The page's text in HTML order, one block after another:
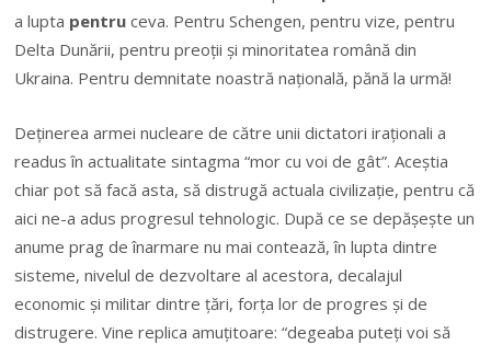
a lupta pentru ceva. Pentru Schengen, pentru vize, pentru
Delta Dunării, pentru preoţii şi minoritatea română din
Ukraina. Pentru demnitate noastră naţională, pănă la urmă!
Deţinerea armei nucleare de către unii dictatori iraţionali a
readus în actualitate sintagma “mor cu voi de gât”. Aceştia
chiar pot să facă asta, să distrugă actuala civilizaţie, pentru că
aici ne-a adus progresul tehnologic. După ce se depăşeşte un
anume prag de înarmare nu mai contează, în lupta dintre
sisteme, nivelul de dezvoltare al acestora, decalajul
economic şi militar dintre ţări, forţa lor de progres şi de
distrugere. Vine replica amuţitoare: “degeaba puteţi voi să